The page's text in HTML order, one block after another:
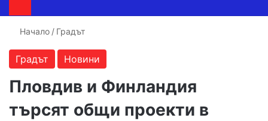
Начало / Градът
Градът Новини
Пловдив и Финландия
търсят общи проекти в